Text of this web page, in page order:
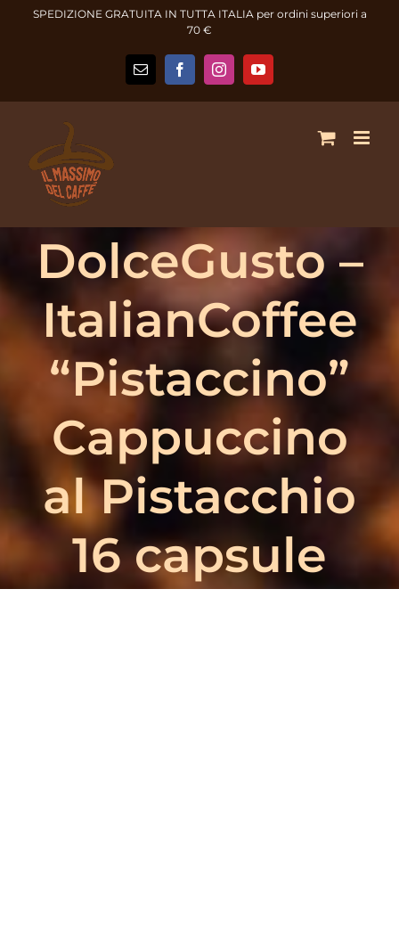
SPEDIZIONE GRATUITA IN TUTTA ITALIA per ordini superiori a
70 €
Email FacebookInstagramYouTube
DolceGusto –
ItalianCoffee
“Pistaccino”
Cappuccino
al Pistacchio
16 capsule